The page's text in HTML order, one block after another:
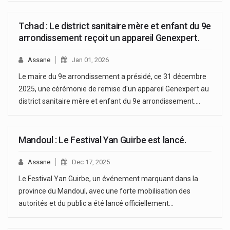
Tchad : Le district sanitaire mère et enfant du 9e
arrondissement reçoit un appareil Genexpert.
Assane Jan 01, 2026
Le maire du 9e arrondissement a présidé, ce 31 décembre
2025, une cérémonie de remise d'un appareil Genexpert au
district sanitaire mère et enfant du 9e arrondissement.…
Mandoul : Le Festival Yan Guirbe est lancé.
Assane Dec 17, 2025
Le Festival Yan Guirbe, un événement marquant dans la
province du Mandoul, avec une forte mobilisation des
autorités et du public a été lancé officiellement…